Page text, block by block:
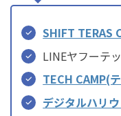
SHIFT TERAS
LINEヤフーテ
TECH CAMP(
デジタルハリ